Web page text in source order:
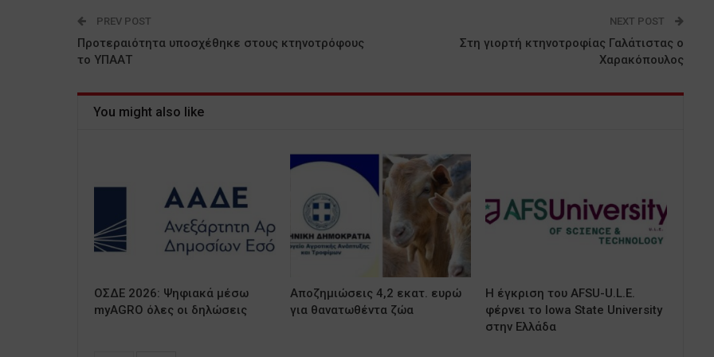
PREV POST
Προτεραιότητα υποσχέθηκε στους κτηνοτρόφους
το ΥΠΑΑΤ
NEXT POST
Στη γιορτή κτηνοτροφίας Γαλάτιστας ο
Χαρακόπουλος
You might also like
ΟΣΔΕ 2026: Ψηφιακά μέσω
myAGRO όλες οι δηλώσεις
Αποζημιώσεις 4,2 εκατ. ευρώ
για θανατωθέντα ζώα
Η έγκριση του AFSU-U.L.E.
φέρνει το Iowa State University
στην Ελλάδα